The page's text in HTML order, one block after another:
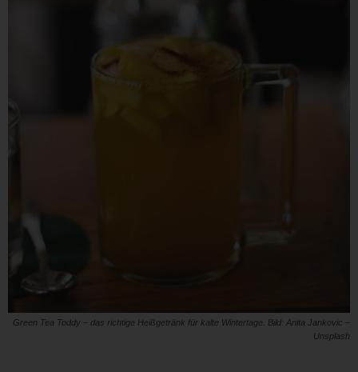
Green Tea Toddy – das richtige Heißgetränk für kalte Wintertage. Bild: Anita Jankovic –
Unsplash